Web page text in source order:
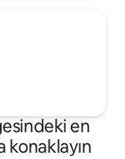
en
konaklayın